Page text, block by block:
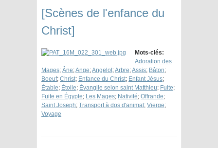
[Scènes de l'enfance du
Christ]
Mots-clés:
Adoration des
Mages; Âne;Ange;Angelot;Arbre;Assis; Bâton;
Boeuf; Christ; Enfance du Christ; Enfant Jésus;
Étable; Étoile; Évangile selon saint Matthieu; Fuite;
Fuite en Égypte; Les Mages; Nativité; Offrande;
Saint Joseph; Transport à dos d'animal ; Vierge;
Voyage